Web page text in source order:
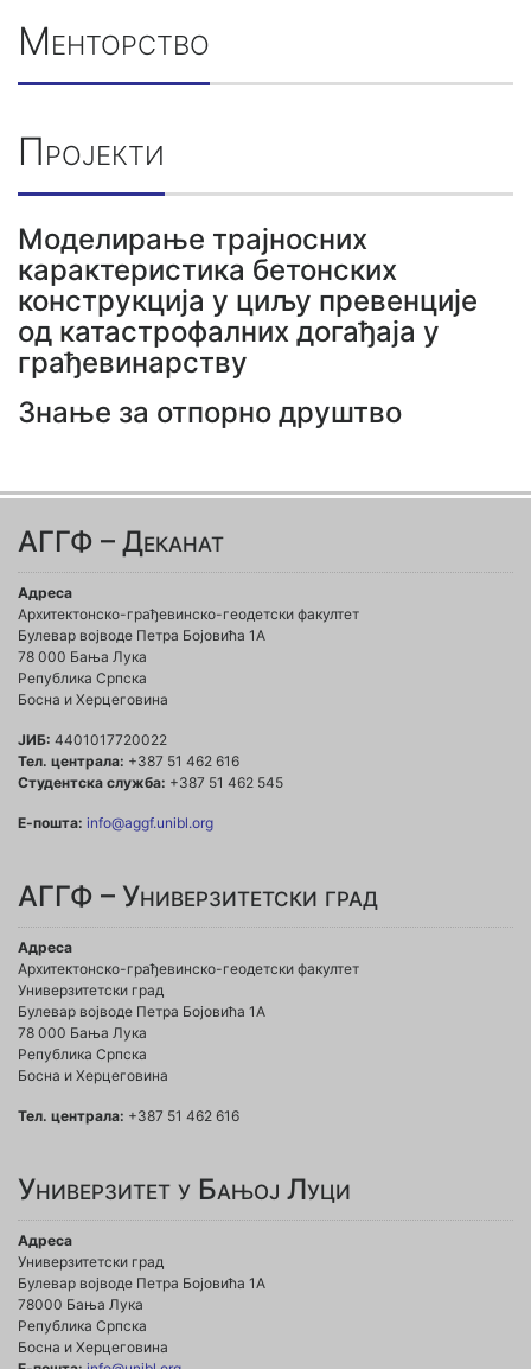
Менторство
Пројекти
Моделирање трајносних
карактеристика бетонских
конструкција у циљу превенције
од катастрофалних догађаја у
грађевинарству
Знање за отпорно друштво
АГГФ – Деканат
Адреса
Архитектонско-грађевинско-геодетски факултет
Булевар војводе Петра Бојовића 1A
78 000 Бања Лука
Република Српска
Босна и Херцеговина
ЈИБ: 4401017720022
Тел. централа: +387 51 462 616
Студентска служба: +387 51 462 545
Е-пошта: info@aggf.unibl.org
АГГФ – Универзитетски град
Адреса
Архитектонско-грађевинско-геодетски факултет
Универзитетски град
Булевар војводе Петра Бојовића 1A
78 000 Бања Лука
Република Српска
Босна и Херцеговина
Тел. централа: +387 51 462 616
Универзитет у Бањој Луци
Адреса
Универзитетски град
Булевар војводе Петра Бојовића 1А
78000 Бања Лука
Република Српска
Босна и Херцеговина